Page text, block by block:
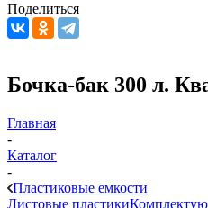
Поделиться
Бочка-бак 300 л.
Главная
-
Каталог
-
Пластиковые емкости
Листовые пластики